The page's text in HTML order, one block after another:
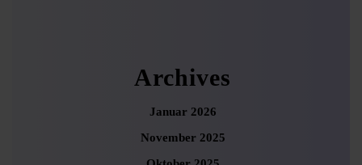
Archives
Januar 2026
November 2025